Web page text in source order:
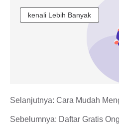
kenali Lebih Banyak
Sebelumnya: Daftar Gratis
Selanjutnya: Cara Mudah